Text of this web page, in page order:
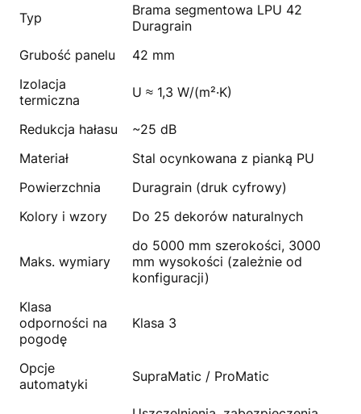
Typ
Brama segmentowa LPU 42
Duragrain
Grubość panelu
42 mm
Izolacja
termiczna
U ≈ 1,3 W/(m²·K)
Redukcja hałasu
~25 dB
Materiał
Stal ocynkowana z pianką PU
Powierzchnia
Duragrain (druk cyfrowy)
Kolory i wzory
Do 25 dekorów naturalnych
Maks. wymiary
do 5000 mm szerokości, 3000
mm wysokości (zależnie od
konfiguracji)
Klasa
odporności na
pogodę
Klasa 3
Opcje
automatyki
SupraMatic / ProMatic